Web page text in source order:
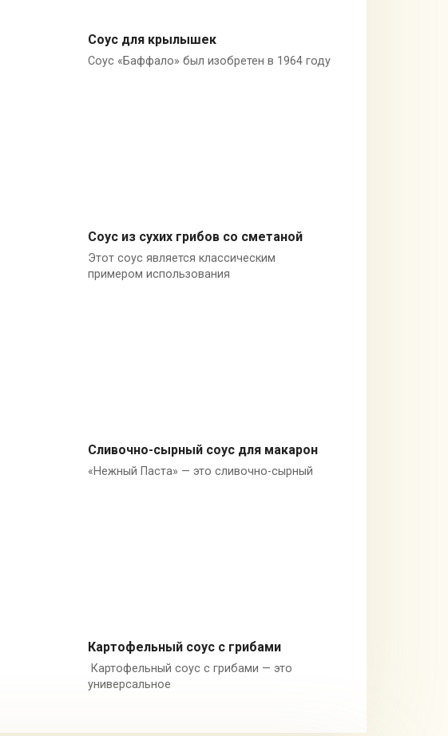
Соединённые Штаты Америки
Соус для крылышек
Соус «Баффало» был изобретен в 1964 году
Грибы
Соус из сухих грибов со сметаной
Этот соус является классическим
примером использования
Сливки
Сливочно-сырный соус для макарон
«Нежный Паста» — это сливочно-сырный
Картофель
Картофельный соус с грибами
Картофельный соус с грибами — это
универсальное